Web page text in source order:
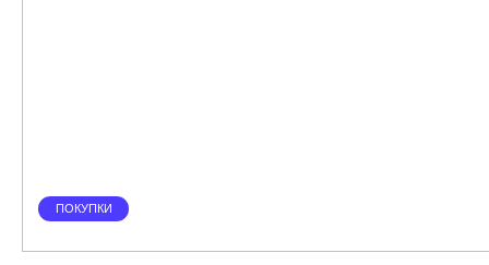
ПОКУПКИ